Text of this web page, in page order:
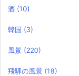
酒 (10)
韓国 (3)
風景 (220)
飛騨の風景 (18)